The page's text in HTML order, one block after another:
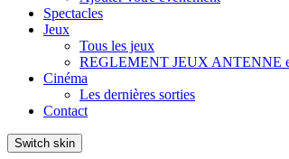
Spectacles
Jeux
Tous les jeux
REGLEMENT JEUX ANTENNE
Cinéma
Les dernières sorties
Contact
Switch skin